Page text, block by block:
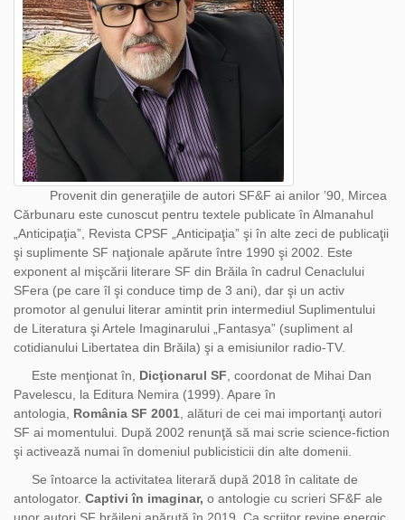
Provenit din generaţiile de autori SF&F ai anilor ʼ90, Mircea
Cărbunaru este cunoscut pentru textele publicate în Almanahul
„Anticipaţia”, Revista CPSF „Anticipaţia” şi în alte zeci de publicaţii
şi suplimente SF naţionale apărute între 1990 şi 2002. Este
exponent al mişcării literare SF din Brăila în cadrul Cenaclului
SFera (pe care îl şi conduce timp de 3 ani), dar şi un activ
promotor al genului literar amintit prin intermediul Suplimentului
de Literatura şi Artele Imaginarului „Fantasya” (supliment al
cotidianului Libertatea din Brăila) şi a emisiunilor radio-TV.
Este menţionat în, Dicţionarul SF, coordonat de Mihai Dan
Pavelescu, la Editura Nemira (1999). Apare în
antologia, România SF 2001, alături de cei mai importanţi autori
SF ai momentului. După 2002 renunţă să mai scrie science-fiction
şi activează numai în domeniul publicisticii din alte domenii.
Se întoarce la activitatea literară după 2018 în calitate de
antologator. Captivi în imaginar, o antologie cu scrieri SF&F ale